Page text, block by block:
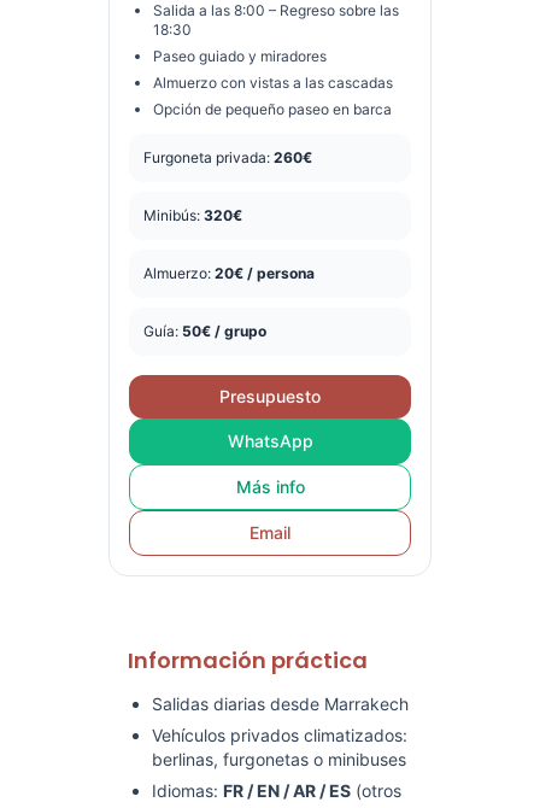
Salida a las 8:00 – Regreso sobre las
18:30
Paseo guiado y miradores
Almuerzo con vistas a las cascadas
Opción de pequeño paseo en barca
Furgoneta privada: 260€
Minibús: 320€
Almuerzo: 20€ / persona
Guía: 50€ / grupo
Presupuesto
WhatsApp
Más info
Email
Información práctica
Salidas diarias desde Marrakech
Vehículos privados climatizados:
berlinas, furgonetas o minibuses
Idiomas: FR / EN / AR / ES (otros